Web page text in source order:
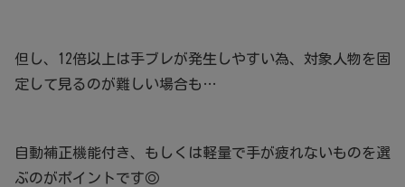
但し、12倍以上は手ブレが発生しやすい為、対象人物を固
定して見るのが難しい場合も…
自動補正機能付き、もしくは軽量で手が疲れないものを選
ぶのがポイントです◎